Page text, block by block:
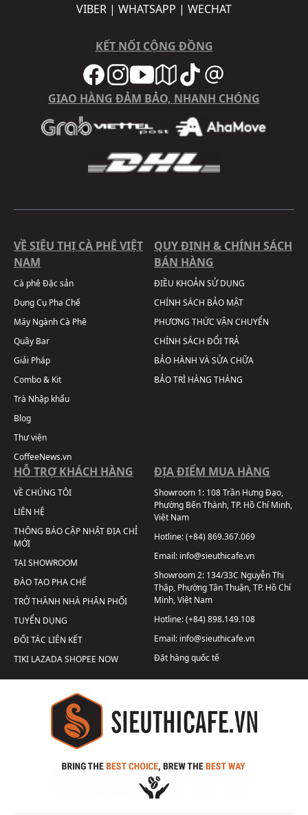
VIBER | WHATSAPP | WECHAT
KẾT NỐI CỘNG ĐỒNG
GIAO HÀNG ĐẢM BẢO, NHANH CHÓNG
VỀ SIÊU THỊ CÀ PHÊ VIỆT
NAM
Cà phê Đặc sản
Dụng Cụ Pha Chế
Máy Ngành Cà Phê
Quầy Bar
Giải Pháp
Combo & Kit
Trà Nhập khẩu
Blog
Thư viện
CoffeeNews.vn
QUY ĐỊNH & CHÍNH SÁCH
BÁN HÀNG
ĐIỀU KHOẢN SỬ DỤNG
CHÍNH SÁCH BẢO MẬT
PHƯƠNG THỨC VẬN CHUYỂN
CHÍNH SÁCH ĐỔI TRẢ
BẢO HÀNH VÀ SỬA CHỮA
BẢO TRÌ HÀNG THÁNG
HỖ TRỢ KHÁCH HÀNG
VỀ CHÚNG TÔI
LIÊN HỆ
THÔNG BÁO CẬP NHẬT ĐỊA CHỈ
MỚI
TẠI SHOWROOM
ĐÀO TẠO PHA CHẾ
TRỞ THÀNH NHÀ PHÂN PHỐI
TUYỂN DỤNG
ĐỐI TÁC LIÊN KẾT
TIKI LAZADASHOPEE NOW
ĐỊA ĐIỂM MUA HÀNG
Showroom 1: 108 Trần Hưng Đạo,
Phường Bến Thành, TP. Hồ Chí Minh,
Việt Nam
Hotline:(+84) 869.367.069
Email: info@sieuthicafe.vn
Showroom 2: 134/33C Nguyễn Thị
Thập, Phường Tân Thuận, TP. Hồ Chí
Minh, Việt Nam
Hotline:(+84) 898.149.108
Email: info@sieuthicafe.vn
Đặt hàng quốc tế